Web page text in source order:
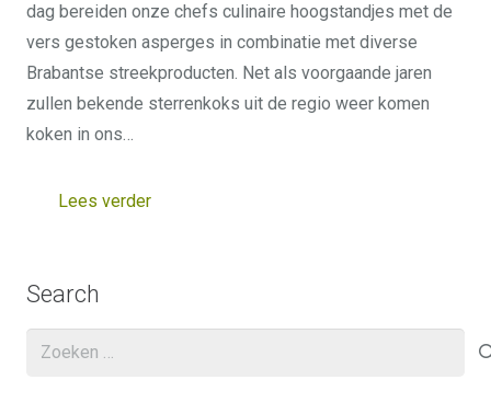
dag bereiden onze chefs culinaire hoogstandjes met de
vers gestoken asperges in combinatie met diverse
Brabantse streekproducten. Net als voorgaande jaren
zullen bekende sterrenkoks uit de regio weer komen
koken in ons…
Lees verder
Search
Zoeken